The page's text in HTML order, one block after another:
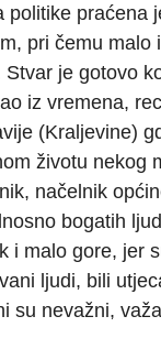
politike praćena
pri čemu malo
Stvar je gotovo
iz vremena,
(Kraljevine)
životu nekog
načelnik
bogatih
i malo gore, jer
ljudi, bili
su nevažni,